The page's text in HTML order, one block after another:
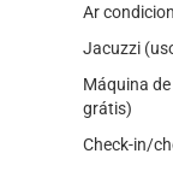
Ar
Jacuzzi
Máquina
grátis)
Check-in/